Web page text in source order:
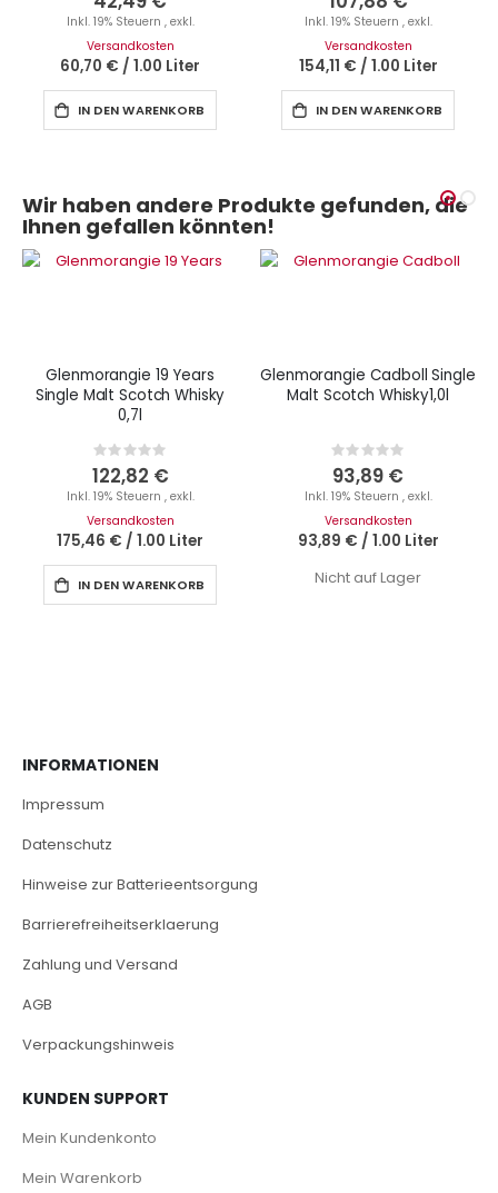
Inkl. 19% Steuern , exkl.
Versandkosten
60,70 € / 1.00 Liter
IN DEN WARENKORB
Inkl. 19% Steuern , exkl.
Versandkosten
154,11 € / 1.00 Liter
IN DEN WARENKORB
Wir haben andere Produkte gefunden, die
Ihnen gefallen könnten!
Glenmorangie 19 Years
Single Malt Scotch Whisky
0,7l
Rating:
0%
122,82 €
Inkl. 19% Steuern , exkl.
Versandkosten
175,46 € / 1.00 Liter
IN DEN WARENKORB
Glenmorangie Cadboll Single
Malt Scotch Whisky1,0l
Rating:
0%
93,89 €
Inkl. 19% Steuern , exkl.
Versandkosten
93,89 € / 1.00 Liter
Nicht auf Lager
INFORMATIONEN
Impressum
Datenschutz
Hinweise zur Batterieentsorgung
Barrierefreiheitserklaerung
Zahlung und Versand
AGB
Verpackungshinweis
KUNDEN SUPPORT
Mein Kundenkonto
Mein Warenkorb